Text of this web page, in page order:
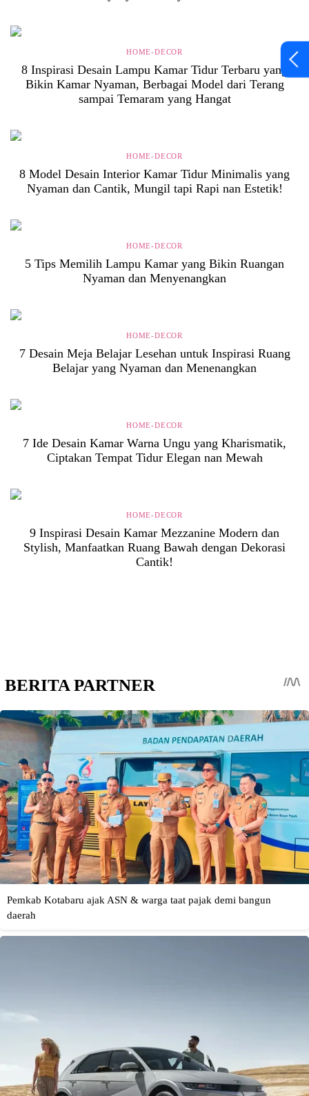
HOME-DECOR
8 Inspirasi Desain Lampu Kamar Tidur Terbaru yang
Bikin Kamar Nyaman, Berbagai Model dari Terang
sampai Temaram yang Hangat
HOME-DECOR
8 Model Desain Interior Kamar Tidur Minimalis yang
Nyaman dan Cantik, Mungil tapi Rapi nan Estetik!
HOME-DECOR
5 Tips Memilih Lampu Kamar yang Bikin Ruangan
Nyaman dan Menyenangkan
HOME-DECOR
7 Desain Meja Belajar Lesehan untuk Inspirasi Ruang
Belajar yang Nyaman dan Menenangkan
HOME-DECOR
7 Ide Desain Kamar Warna Ungu yang Kharismatik,
Ciptakan Tempat Tidur Elegan nan Mewah
HOME-DECOR
9 Inspirasi Desain Kamar Mezzanine Modern dan
Stylish, Manfaatkan Ruang Bawah dengan Dekorasi
Cantik!